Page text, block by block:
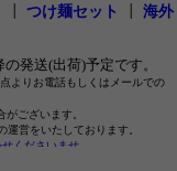
つけ麺セット
海外